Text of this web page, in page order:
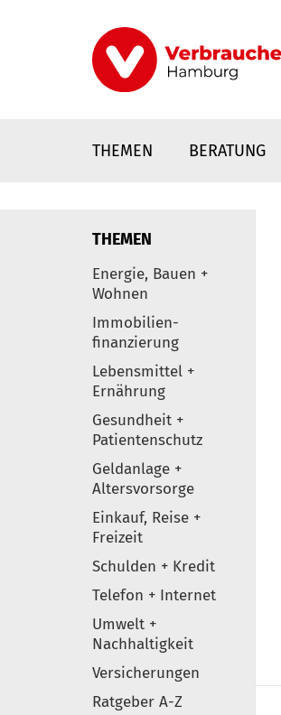
THEMEN BERATUNG
Elemente
THEMEN
Energie, Bauen +
Wohnen
Immobilien-
finanzierung
Lebensmittel +
Ernährung
Gesundheit +
Patientenschutz
Geldanlage +
Altersvorsorge
Einkauf, Reise +
Freizeit
Schulden + Kredit
Telefon + Internet
Umwelt +
Nachhaltigkeit
Versicherungen
Ratgeber A-Z